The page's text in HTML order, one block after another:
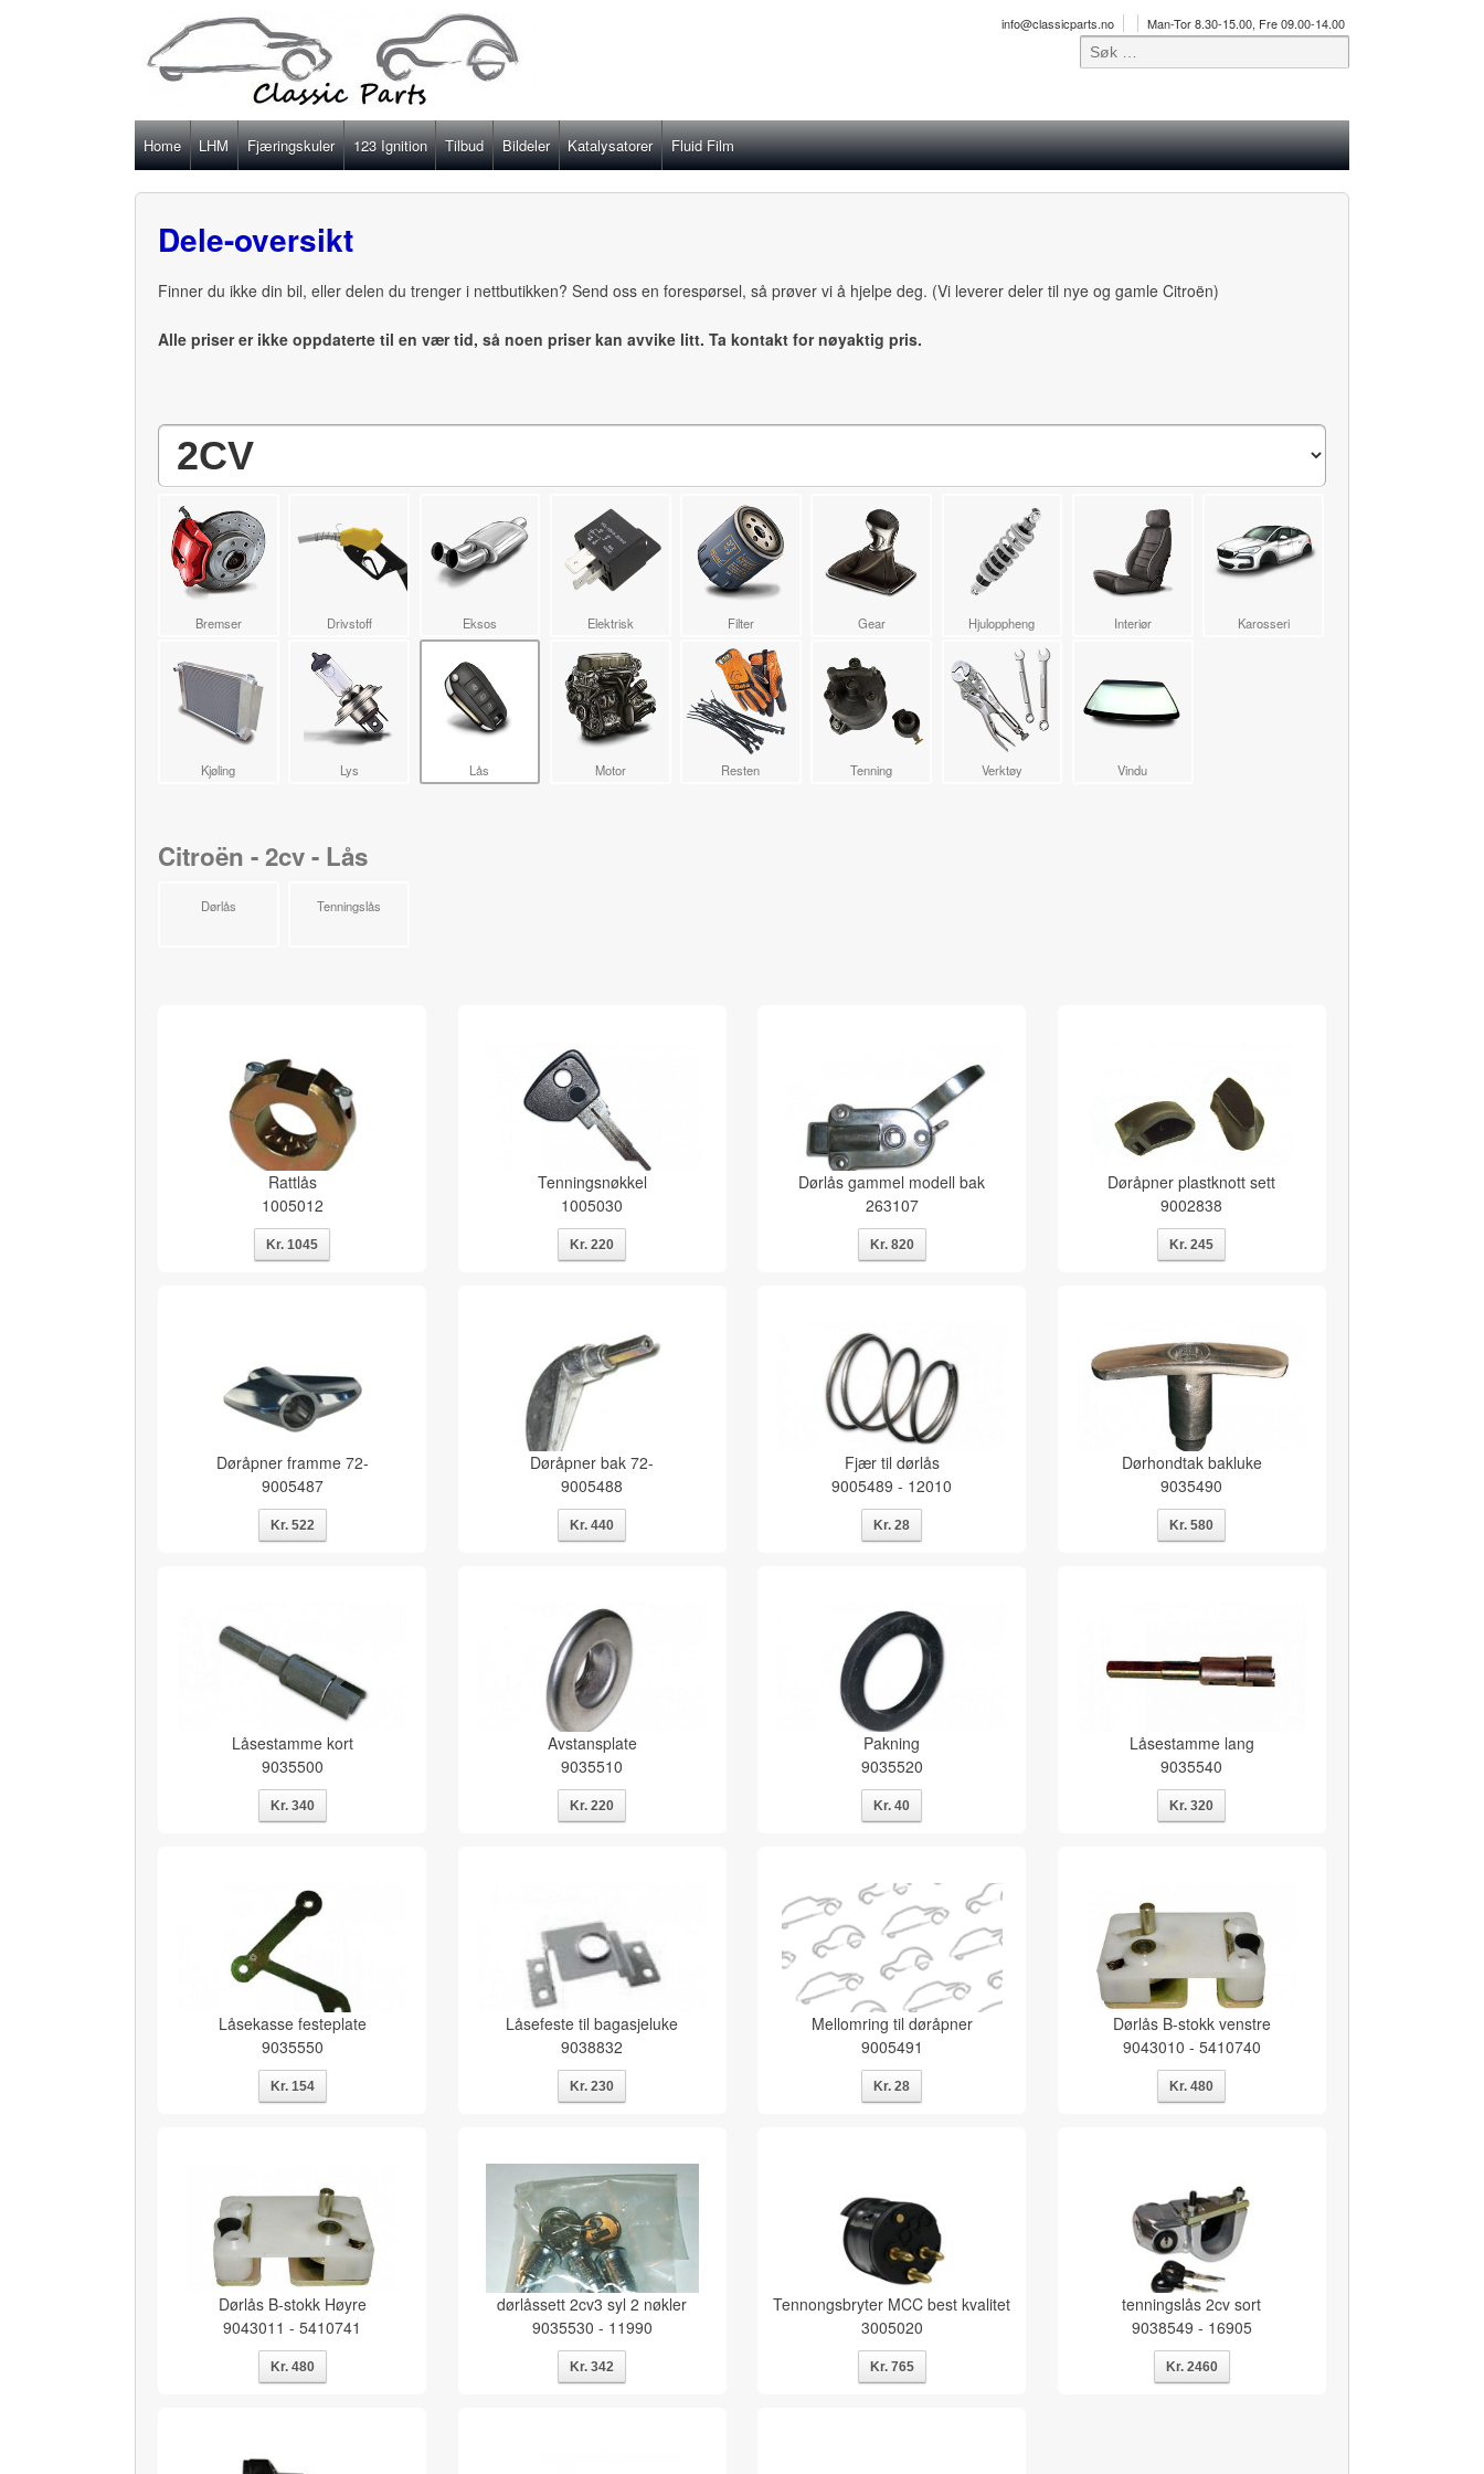
info@classicparts.no Man-Tor 8.30-15.00, Fre 09.00-14.00
Home LHM Fjæringskuler 123 Ignition Tilbud Bildeler Katalysatorer Fluid Film
Dele-oversikt
Finner du ikke din bil, eller delen du trenger i nettbutikken? Send oss en forespørsel, så prøver vi å hjelpe deg. (Vi leverer deler til nye og gamle Citroën)
Alle priser er ikke oppdaterte til en vær tid, så noen priser kan avvike litt. Ta kontakt for nøyaktig pris.
Bremser Drivstoff Eksos Elektrisk Filter Gear Hjuloppheng Interiør Karosseri
Kjøling Lys Lås Motor Resten Tenning Verktøy Vindu
Citroën - 2cv - Lås
Dørlås Tenningslås
Rattlås
1005012
Tenningsnøkkel
1005030
Dørlås gammel modell bak
263107
Døråpner plastknott sett
9002838
Døråpner framme 72-
9005487
Døråpner bak 72-
9005488
Fjær til dørlås
9005489 - 12010
Dørhondtak bakluke
9035490
Låsestamme kort
9035500
Avstansplate
9035510
Pakning
9035520
Låsestamme lang
9035540
Låsekasse festeplate
9035550
Låsefeste til bagasjeluke
9038832
Mellomring til døråpner
9005491
Dørlås B-stokk venstre
9043010 - 5410740
Dørlås B-stokk Høyre
9043011 - 5410741
dørlåssett 2cv3 syl 2 nøkler
9035530 - 11990
Tennongsbryter MCC best kvalitet
3005020
tenningslås 2cv sort
9038549 - 16905